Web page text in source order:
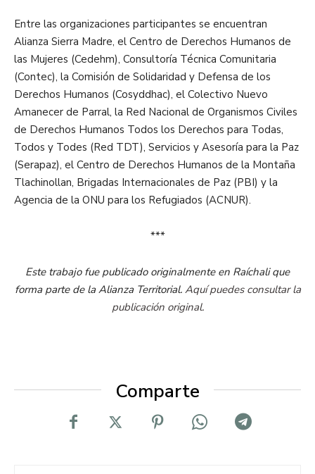
Entre las organizaciones participantes se encuentran
Alianza Sierra Madre, el Centro de Derechos Humanos de
las Mujeres (Cedehm), Consultoría Técnica Comunitaria
(Contec), la Comisión de Solidaridad y Defensa de los
Derechos Humanos (Cosyddhac), el Colectivo Nuevo
Amanecer de Parral, la Red Nacional de Organismos Civiles
de Derechos Humanos Todos los Derechos para Todas,
Todos y Todes (Red TDT), Servicios y Asesoría para la Paz
(Serapaz), el Centro de Derechos Humanos de la Montaña
Tlachinollan, Brigadas Internacionales de Paz (PBI) y la
Agencia de la ONU para los Refugiados (ACNUR).
***
Este trabajo fue publicado originalmente en Raíchali que
forma parte de la Alianza Territorial. Aquí puedes consultar la
publicación original.
Comparte